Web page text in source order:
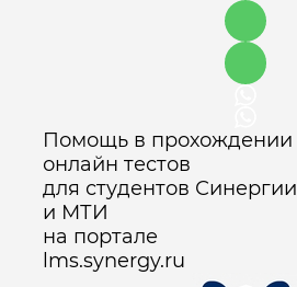
Помощь в прохождении
онлайн тестов
для студентов Синергии
и МТИ
на портале
lms.synergy.ru